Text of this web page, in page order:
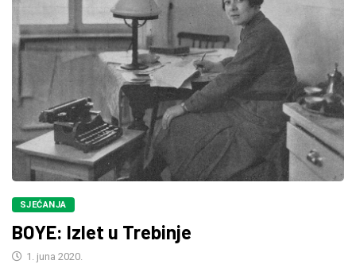
SJEĆANJA
BOYE: Izlet u Trebinje
1. juna 2020.